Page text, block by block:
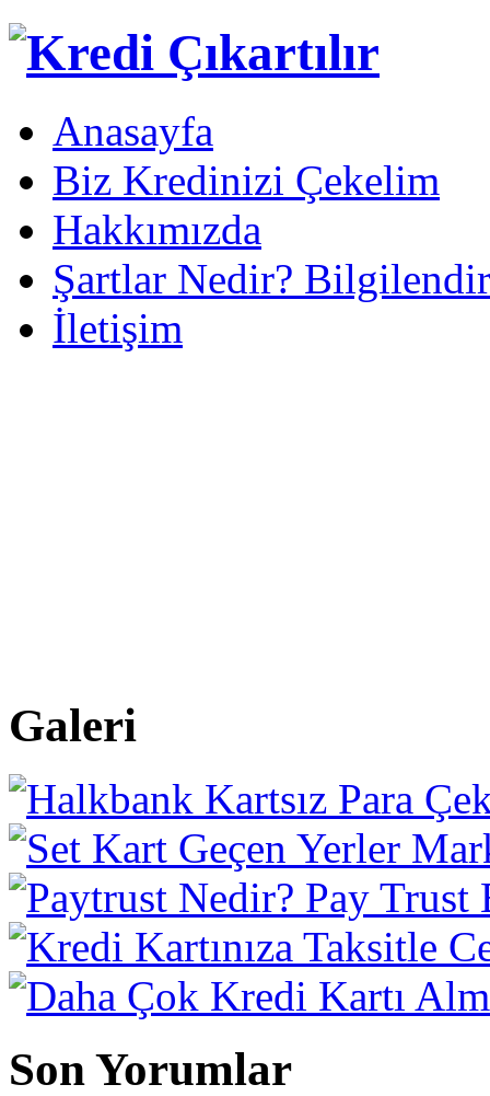
Anasayfa
Biz Kredinizi Çekelim
Hakkımızda
Şartlar Nedir?
İletişim
Galeri
Son Yorumlar